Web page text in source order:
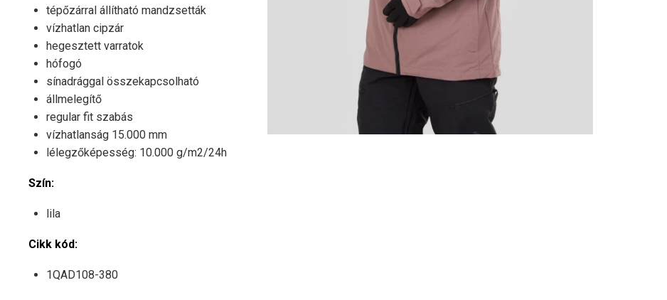
tépőzárral állítható mandzsetták
vízhatlan cipzár
hegesztett varratok
hófogó
sínadrággal összekapcsolható
állmelegítő
regular fit szabás
vízhatlanság 15.000 mm
lélegzőképesség: 10.000 g/m2/24h
Szín:
lila
Cikk kód:
1QAD108-380